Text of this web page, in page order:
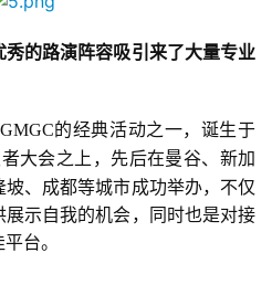
的路演阵容吸引来了大量专业
GMGC的经典活动之一，诞生于
大会之上，先后在曼谷、新加
、成都等城市成功举办，不仅
示自我的机会，同时也是对接
台。